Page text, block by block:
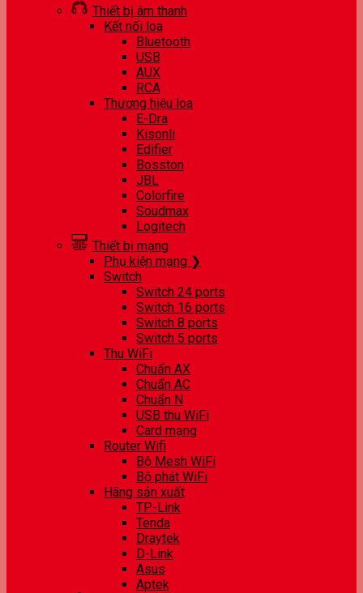
Thiết bị âm thanh
Kết nối loa
Bluetooth
USB
AUX
RCA
Thương hiệu loa
E-Dra
Kisonli
Edifier
Bosston
JBL
Colorfire
Soudmax
Logitech
Thiết bị mạng
Phụ kiện mạng ❯
Switch
Switch 24 ports
Switch 16 ports
Switch 8 ports
Switch 5 ports
Thu WiFi
Chuẩn AX
Chuẩn AC
Chuẩn N
USB thu WiFi
Card mạng
Router Wifi
Bộ Mesh WiFi
Bộ phát WiFi
Hãng sản xuất
TP-Link
Tenda
Draytek
D-Link
Asus
Aptek